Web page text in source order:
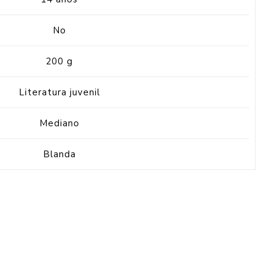
No
200 g
Literatura juvenil
Mediano
Blanda